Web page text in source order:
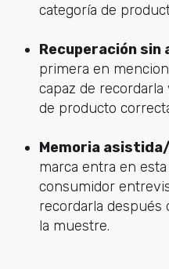
categoría de
Recuperación sin
primera en
capaz de recordarla
de producto
Memoria
marca entra en
consumidor
recordarla después
la muestre.